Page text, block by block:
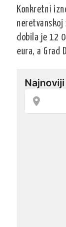
Konkretni
neretvanskoj
dobila je 12
eura, a Grad